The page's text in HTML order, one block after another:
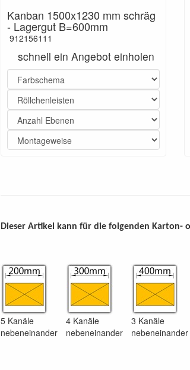
Kanban 1500x1230 mm schräg
- Lagergut B=600mm
912156111
schnell ein Angebot einholen
Dieser Artikel kann für die folgenden
5 Kanäle
nebeneinander
4 Kanäle
nebeneinander
3 Kanäle
nebeneinander